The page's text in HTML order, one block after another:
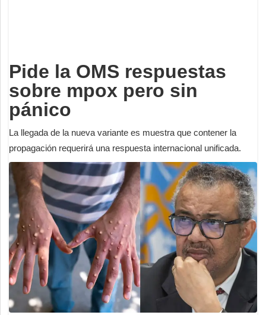
Pide la OMS respuestas
sobre mpox pero sin
pánico
La llegada de la nueva variante es muestra que contener la
propagación requerirá una respuesta internacional unificada.